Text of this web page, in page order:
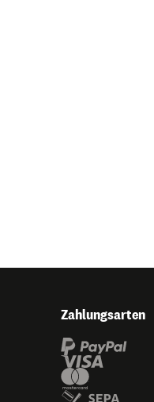
Zahlungsarten